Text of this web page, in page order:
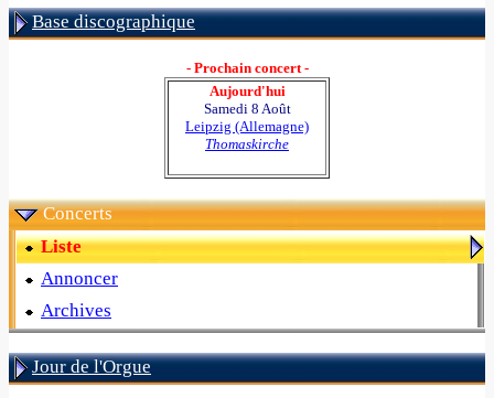
Base discographique
- Prochain concert -
Aujourd'hui
Samedi 8 Août
Leipzig (Allemagne)
Thomaskirche
Concerts
Liste
Annoncer
Archives
Jour de l'Orgue